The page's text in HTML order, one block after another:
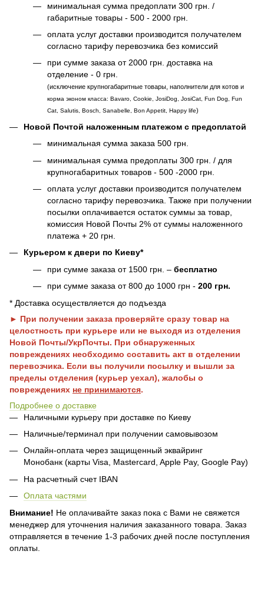
минимальная сумма предоплати 300 грн. /
габаритные товары - 500 - 2000 грн.
оплата услуг доставки производится получателем
согласно тарифу перевозчика без комиссий
при сумме заказа от 2000 грн. доставка на
отделение - 0 грн.
(исключение крупногабаритные товары, наполнители для котов и
корма эконом класса: Bavaro, Cookie, JosiDog, JosiCat, Fun Dog, Fun
Cat, Salutis, Bosch, Sanabelle, Bon Appetit, Happy life)
Новой Почтой наложенным платежом с предоплатой
минимальная сумма заказа 500 грн.
минимальная сумма предоплаты 300 грн. / для
крупногабаритных товаров - 500 -2000 грн.
оплата услуг доставки производится получателем
согласно тарифу перевозчика. Также при получении
посылки оплачивается остаток суммы за товар,
комиссия Новой Почты 2% от суммы наложенного
платежа + 20 грн.
Курьером к двери по Киеву*
при сумме заказа от 1500 грн. – бесплатно
при сумме заказа от 800 до 1000 грн - 200 грн.
* Доставка осуществляется до подъезда
► При получении заказа проверяйте сразу товар на
целостность при курьере или не выходя из отделения
Новой Почты/УкрПочты. При обнаруженных
повреждениях необходимо составить акт в отделении
перевозчика. Если вы получили посылку и вышли за
пределы отделения (курьер уехал), жалобы о
повреждениях не принимаются.
Подробнее о доставке
Наличными курьеру при доставке по Киеву
Наличные/терминал при получении самовывозом
Онлайн-оплата через защищенный эквайринг
Монобанк (карты Visa, Mastercard, Apple Pay, Google Pay)
На расчетный счет IBAN
Оплата частями
Внимание! Не оплачивайте заказ пока с Вами не свяжется
менеджер для уточнения наличия заказанного товара. Заказ
отправляется в течение 1-3 рабочих дней после поступления
оплаты.